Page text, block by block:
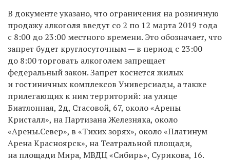
В документе указано, что ограничения на розничную
продажу алкоголя введут со 2 по 12 марта 2019 года
с 8:00 до 23:00 местного времени. Это обозначает, что
запрет будет круглосуточным — в период с 23:00
до 8:00 торговать алкоголем запрещает
федеральный закон. Запрет коснется жилых
и гостиничных комплексов Универсиады, а также
прилегающих к ним территорий: на улице
Биатлонная, 2д, Стасовой, 67, около «Арены
Кристалл», на Партизана Железняка, около
«Арены.Север», в «Тихих зорях», около «Платинум
Арена Красноярск», на Театральной площади,
на площади Мира, МВДЦ «Сибирь», Сурикова, 16.